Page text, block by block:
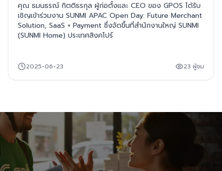
คุณ ธมนธรณ์ กิตติธรกุล ผู้ก่อตั้งและ CEO ของ GPOS ได้รับ
เชิญเข้าร่วมงาน SUNMI APAC Open Day: Future Merchant
Solution, SaaS + Payment ซึ่งจัดขึ้นที่สำนักงานใหญ่ SUNMI
(SUNMI Home) ประเทศสิงคโปร์
2025-06-23 23 ผู้ชม